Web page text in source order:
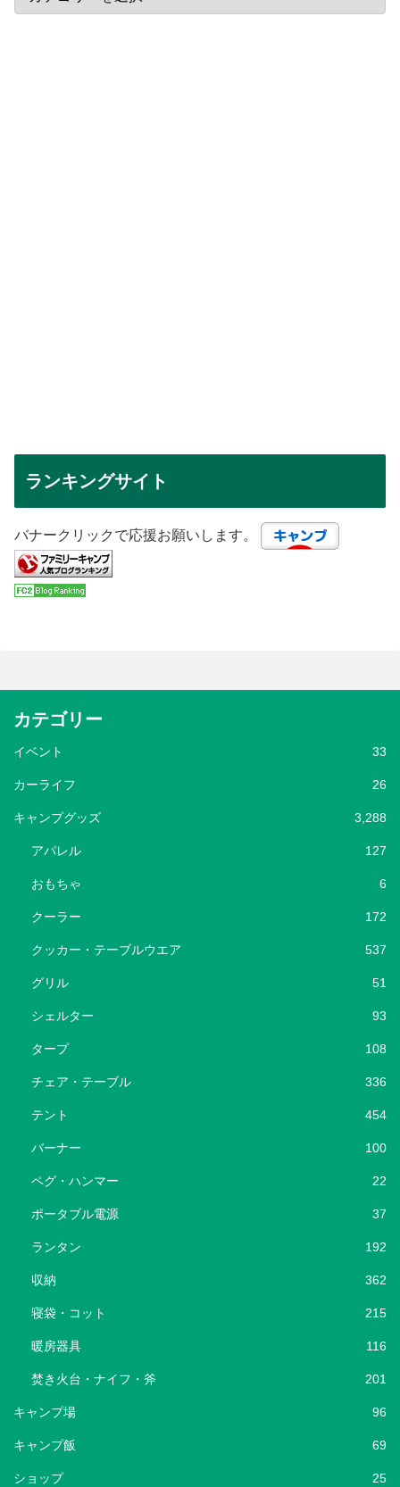
ランキングサイト
バナークリックで応援お願いします。
カテゴリー
イベント 33
カーライフ 26
キャンプグッズ 3,288
アパレル 127
おもちゃ 6
クーラー 172
クッカー・テーブルウエア 537
グリル 51
シェルター 93
タープ 108
チェア・テーブル 336
テント 454
バーナー 100
ペグ・ハンマー 22
ポータブル電源 37
ランタン 192
収納 362
寝袋・コット 215
暖房器具 116
焚き火台・ナイフ・斧 201
キャンプ場 96
キャンプ飯 69
ショップ 25